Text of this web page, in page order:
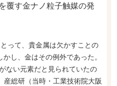
覆す金ナノ粒子触媒の発
し、金はその例外であった。
ない元素だと見られていたの
産総研（当時・工業技術院大阪